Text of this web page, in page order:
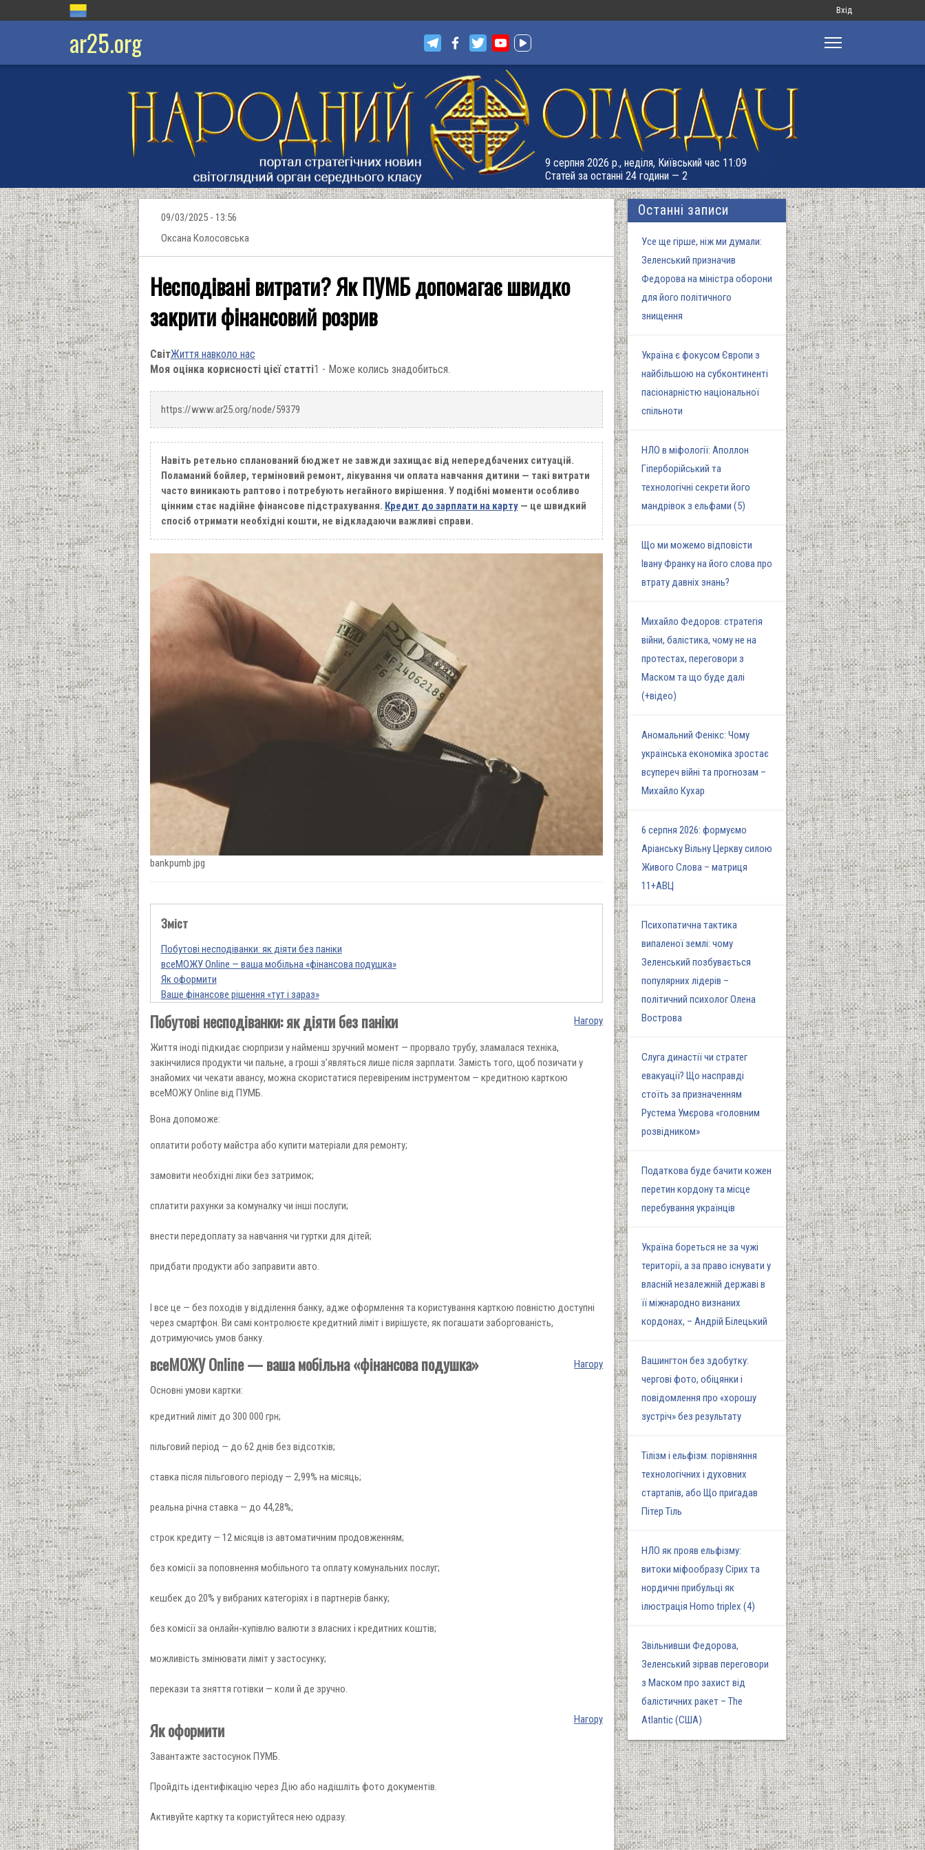
Меню
запису
Вхід
ar25.org
9 серпня 2026 р., неділя, Київський час 11:09
Статей за останні 24 години — 2
09/03/2025 - 13:56
Оксана Колосовська
Несподівані витрати? Як ПУМБ допомагає швидко
закрити фінансовий розрив
СвітЖиття навколо нас
Моя оцінка корисності цієї статті1 - Може колись знадобиться.
https://www.ar25.org/node/59379
Навіть ретельно спланований бюджет не завжди захищає від непередбачених ситуацій.
Поламаний бойлер, терміновий ремонт, лікування чи оплата навчання дитини — такі витрати
часто виникають раптово і потребують негайного вирішення. У подібні моменти особливо
цінним стає надійне фінансове підстрахування. Кредит до зарплати на карту— це швидкий
спосіб отримати необхідні кошти, не відкладаючи важливі справи.
bankpumb.jpg
Зміст
Побутові несподіванки: як діяти без паніки
всеМОЖУ Online — ваша мобільна «фінансова подушка»
Як оформити
Ваше фінансове рішення «тут і зараз»
Нагору
Побутові несподіванки: як діяти без паніки
Життя іноді підкидає сюрпризи у найменш зручний момент — прорвало трубу, зламалася техніка,
закінчилися продукти чи пальне, а гроші з’являться лише після зарплати. Замість того, щоб позичати у
знайомих чи чекати авансу, можна скористатися перевіреним інструментом — кредитною карткою
всеМОЖУ Online від ПУМБ.
Вона допоможе:
оплатити роботу майстра або купити матеріали для ремонту;
замовити необхідні ліки без затримок;
сплатити рахунки за комуналку чи інші послуги;
внести передоплату за навчання чи гуртки для дітей;
придбати продукти або заправити авто.
І все це — без походів у відділення банку, адже оформлення та користування карткою повністю доступні
через смартфон. Ви самі контролюєте кредитний ліміт і вирішуєте, як погашати заборгованість,
дотримуючись умов банку.
Нагору
всеМОЖУ Online — ваша мобільна «фінансова подушка»
Основні умови картки:
кредитний ліміт до 300 000 грн;
пільговий період — до 62 днів без відсотків;
ставка після пільгового періоду — 2,99% на місяць;
реальна річна ставка — до 44,28%;
строк кредиту — 12 місяців із автоматичним продовженням;
без комісії за поповнення мобільного та оплату комунальних послуг;
кешбек до 20% у вибраних категоріях і в партнерів банку;
без комісії за онлайн-купівлю валюти з власних і кредитних коштів;
можливість змінювати ліміт у застосунку;
перекази та зняття готівки — коли й де зручно.
Нагору
Як оформити
Завантажте застосунок ПУМБ.
Пройдіть ідентифікацію через Дію або надішліть фото документів.
Активуйте картку та користуйтеся нею одразу.
Останні записи
Усе ще гірше, ніж ми думали:
Зеленський призначив
Федорова на міністра оборони
для його політичного
знищення
Україна є фокусом Європи з
найбільшою на субконтиненті
пасіонарністю національної
спільноти
НЛО в міфології: Аполлон
Гіперборійський та
технологічні секрети його
мандрівок з ельфами (5)
Що ми можемо відповісти
Івану Франку на його слова про
втрату давніх знань?
Михайло Федоров: стратегія
війни, балістика, чому не на
протестах, переговори з
Маском та що буде далі
(+відео)
Аномальний Фенікс: Чому
українська економіка зростає
всупереч війні та прогнозам –
Михайло Кухар
6 серпня 2026: формуємо
Аріанську Вільну Церкву силою
Живого Слова – матриця
11+АВЦ
Психопатична тактика
випаленої землі: чому
Зеленський позбувається
популярних лідерів –
політичний психолог Олена
Вострова
Слуга династії чи стратег
евакуації? Що насправді
стоїть за призначенням
Рустема Умєрова «головним
розвідником»
Податкова буде бачити кожен
перетин кордону та місце
перебування українців
Україна бореться не за чужі
території, а за право існувати у
власній незалежній державі в
її міжнародно визнаних
кордонах, – Андрій Білецький
Вашингтон без здобутку:
чергові фото, обіцянки і
повідомлення про «хорошу
зустріч» без результату
Тілізм і ельфізм: порівняння
технологічних і духовних
стартапів, або Що пригадав
Пітер Тіль
НЛО як прояв ельфізму:
витоки міфообразу Сірих та
нордичні прибульці як
ілюстрація Homo triplex (4)
Звільнивши Федорова,
Зеленський зірвав переговори
з Маском про захист від
балістичних ракет – The
Atlantic (США)